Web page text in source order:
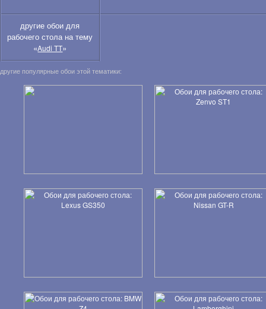
другие обои для
рабочего стола на тему
«Audi TT»
другие популярные обои этой тематики: